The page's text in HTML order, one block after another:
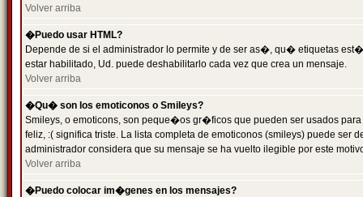
Volver arriba
�Puedo usar HTML?
Depende de si el administrador lo permite y de ser as�, qu� etiquetas
estar habilitado, Ud. puede deshabilitarlo cada vez que crea un mensaje.
Volver arriba
�Qu� son los emoticonos o Smileys?
Smileys, o emoticons, son peque�os gr�ficos que pueden ser usados
feliz, :( significa triste. La lista completa de emoticonos (smileys) puede
administrador considera que su mensaje se ha vuelto ilegible por este
Volver arriba
�Puedo colocar im�genes en los mensajes?